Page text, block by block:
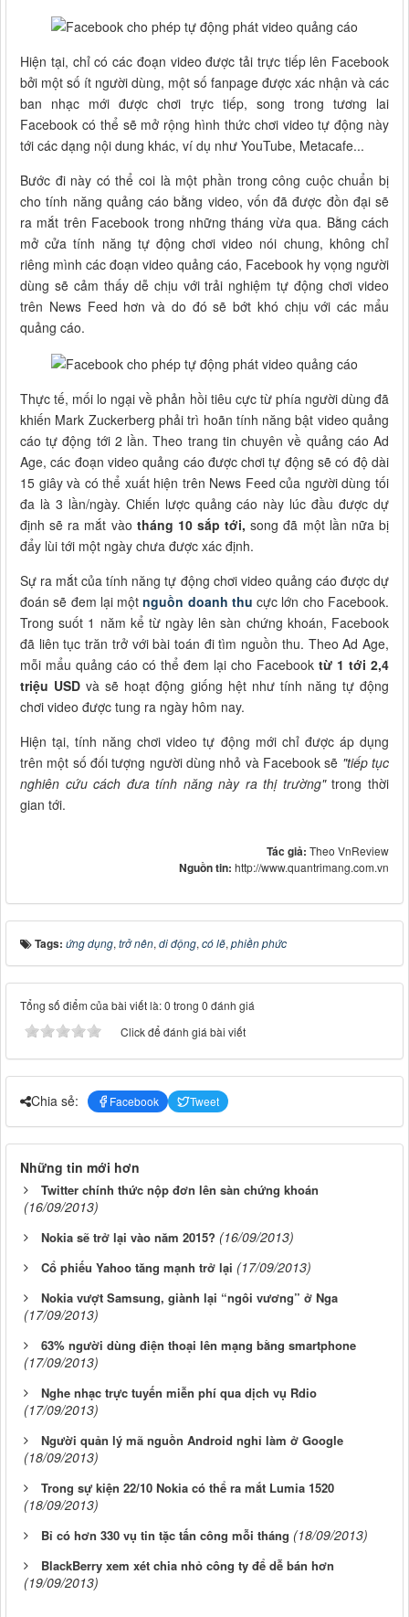
Hiện tại, chỉ có các đoạn video được tải trực tiếp lên Facebook
bởi một số ít người dùng, một số fanpage được xác nhận và các
ban nhạc mới được chơi trực tiếp, song trong tương lai
Facebook có thể sẽ mở rộng hình thức chơi video tự động này
tới các dạng nội dung khác, ví dụ như YouTube, Metacafe...
Bước đi này có thể coi là một phần trong công cuộc chuẩn bị
cho tính năng quảng cáo bằng video, vốn đã được đồn đại sẽ
ra mắt trên Facebook trong những tháng vừa qua. Bằng cách
mở cửa tính năng tự động chơi video nói chung, không chỉ
riêng mình các đoạn video quảng cáo, Facebook hy vọng người
dùng sẽ cảm thấy dễ chịu với trải nghiệm tự động chơi video
trên News Feed hơn và do đó sẽ bớt khó chịu với các mẩu
quảng cáo.
Thực tế, mối lo ngại về phản hồi tiêu cực từ phía người dùng đã
khiến Mark Zuckerberg phải trì hoãn tính năng bật video quảng
cáo tự động tới 2 lần. Theo trang tin chuyên về quảng cáo Ad
Age, các đoạn video quảng cáo được chơi tự động sẽ có độ dài
15 giây và có thể xuất hiện trên News Feed của người dùng tối
đa là 3 lần/ngày. Chiến lược quảng cáo này lúc đầu được dự
định sẽ ra mắt vào tháng 10 sắp tới, song đã một lần nữa bị
đẩy lùi tới một ngày chưa được xác định.
Sự ra mắt của tính năng tự động chơi video quảng cáo được dự
đoán sẽ đem lại mộtnguồn doanh thu cực lớn cho Facebook.
Trong suốt 1 năm kể từ ngày lên sàn chứng khoán, Facebook
đã liên tục trăn trở với bài toán đi tìm nguồn thu. Theo Ad Age,
mỗi mẩu quảng cáo có thể đem lại cho Facebook từ 1 tới 2,4
triệu USD và sẽ hoạt động giống hệt như tính năng tự động
chơi video được tung ra ngày hôm nay.
Hiện tại, tính năng chơi video tự động mới chỉ được áp dụng
trên một số đối tượng người dùng nhỏ và Facebook sẽ "tiếp tục
nghiên cứu cách đưa tính năng này ra thị trường"trong thời
gian tới.
Tác giả: Theo VnReview
Nguồn tin: http://www.quantrimang.com.vn
Tags: ứng dụng, trở nên, di động, có lẽ, phiền phức
Tổng số điểm của bài viết là: 0 trong 0 đánh giá
Click để đánh giá bài viết
Chia sẻ: Facebook Tweet
Những tin mới hơn
Twitter chính thức nộp đơn lên sàn chứng khoán
(16/09/2013)
Nokia sẽ trở lại vào năm 2015? (16/09/2013)
Cổ phiếu Yahoo tăng mạnh trở lại (17/09/2013)
Nokia vượt Samsung, giành lại “ngôi vương” ở Nga
(17/09/2013)
63% người dùng điện thoại lên mạng bằng smartphone
(17/09/2013)
Nghe nhạc trực tuyến miễn phí qua dịch vụ Rdio
(17/09/2013)
Người quản lý mã nguồn Android nghỉ làm ở Google
(18/09/2013)
Trong sự kiện 22/10 Nokia có thể ra mắt Lumia 1520
(18/09/2013)
Bỉ có hơn 330 vụ tin tặc tấn công mỗi tháng (18/09/2013)
BlackBerry xem xét chia nhỏ công ty để dễ bán hơn
(19/09/2013)